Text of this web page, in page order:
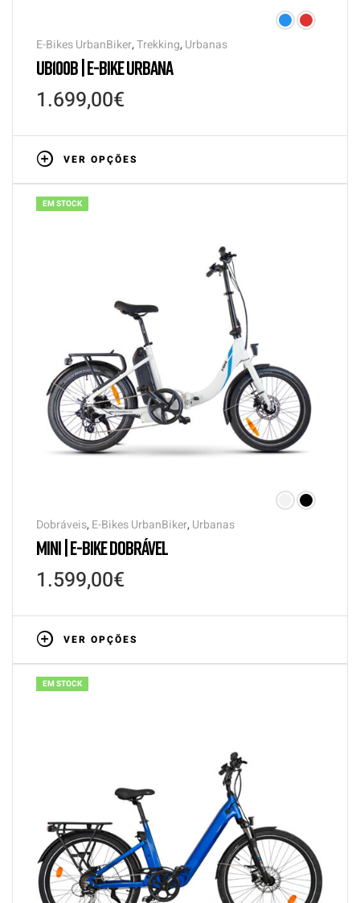
E-Bikes UrbanBiker,Trekking, Urbanas
UB100B | E-BIKE URBANA
1.699,00€
VER OPÇÕES
EM STOCK
Dobráveis, E-Bikes UrbanBiker, Urbanas
MINI | E-BIKE DOBRÁVEL
1.599,00€
VER OPÇÕES
EM STOCK